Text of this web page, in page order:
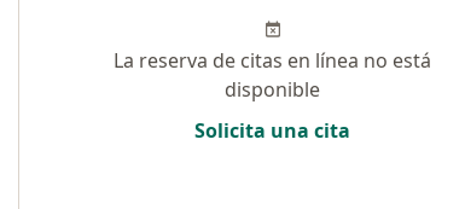
La reserva de citas en línea no está
disponible
Solicita una cita